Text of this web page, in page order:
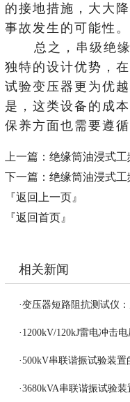
的接地措施，大大
事故发生的可能性。
总之， 串级绝
独特的设计优势，
试验变压器更为优
是，这类设备的成
保养方面也需要遵
上一篇： 绝缘筒油浸式
下一篇： 绝缘筒油浸式
『返回上一页』
『返回首页』
相关新闻
·变压器短路阻抗测试仪
· 1200kV/120kJ雷电冲击
·500kV串联谐振试验装
·3680kVA串联谐振试验